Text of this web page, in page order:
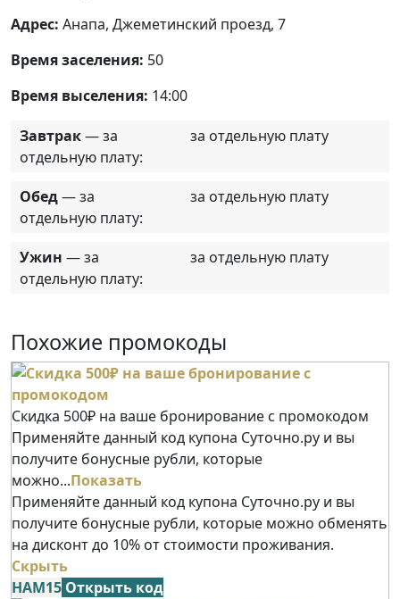
Адрес: Анапа, Джеметинский проезд, 7
Время заселения: 50
Время выселения: 14:00
Завтрак— за
отдельную плату:
за отдельную плату
Обед— за
отдельную плату:
за отдельную плату
Ужин — за
отдельную плату:
за отдельную плату
Похожие промокоды
Скидка 500₽ на ваше бронирование с промокодом
Применяйте данный код купона Суточно.ру и вы
получите бонусные рубли, которые
можно...Показать
Применяйте данный код купона Суточно.ру и вы
получите бонусные рубли, которые можно обменять
на дисконт до 10% от стоимости проживания.
Скрыть
НАМ15 Открыть код